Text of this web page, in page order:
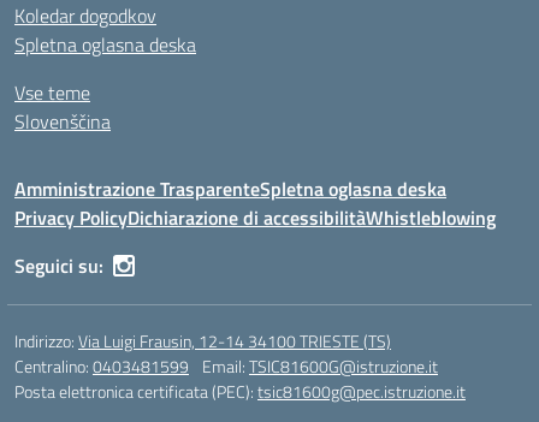
Koledar dogodkov
Spletna oglasna deska
Vse teme
Slovenščina
Amministrazione TrasparenteSpletna oglasna deska
Privacy PolicyDichiarazione di accessibilitàWhistleblowing
Seguici su:
Indirizzo:Via Luigi Frausin, 12-14 34100 TRIESTE (TS)
Centralino:0403481599 Email:TSIC81600G@istruzione.it
Posta elettronica certificata (PEC):tsic81600g@pec.istruzione.it